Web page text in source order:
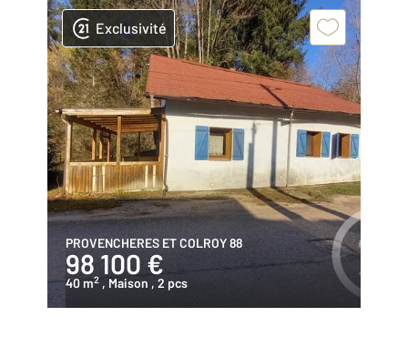
Exclusivité
PROVENCHERES ET COLROY 88
98 100 €
40 m2 , Maison , 2 pcs